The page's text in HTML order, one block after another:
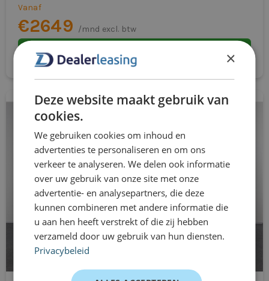
Vanaf
€2649 /mnd excl. btw
Direct aanvragen ×
Deze website maakt gebruik van
cookies.
We gebruiken cookies om inhoud en
advertenties te personaliseren en om ons
verkeer te analyseren. We delen ook informatie
over uw gebruik van onze site met onze
advertentie- en analysepartners, die deze
kunnen combineren met andere informatie die
u aan hen heeft verstrekt of die zij hebben
verzameld door uw gebruik van hun diensten.
Privacybeleid